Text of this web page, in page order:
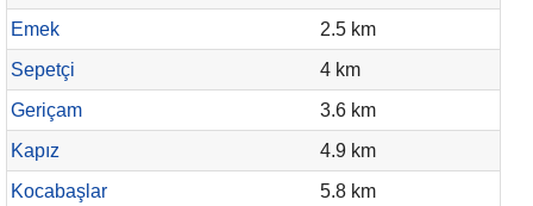
Emek
2.5 km
Sepetçi
4 km
Geriçam
3.6 km
Kapız
4.9 km
Kocabaşlar
5.8 km